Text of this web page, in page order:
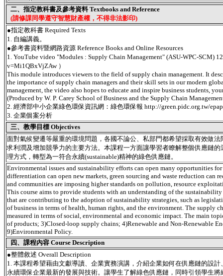
二、指定教科書及參考資料 Textbooks and Reference
(請修課同學遵守智慧財產權，不得非法影印)
●指定教科書 Required Texts
1. 自編講義。
●參考書資料暨網路資源 Reference Books and Online Resources
1. YouTube video "Modules : Supply Chain Management" (ASU-WPC-
v=Mi1QBxVjZAw ）
This module introduces viewers to the field of supply chain management. It
the importance of supply chain managers and their skill sets in our modern
management, the video also hopes to educate and inspire business students,
(Produced by W. P. Carey School of Business and the Supply Chain
2. 經濟部中小企業綠色環保資訊網：綠色環保報 http://green.pidc.org.tw/
3. 企業個案分析
三、教學目標 Objectives
面對氣候變遷等嚴重的環境問題，各國不論公、私部門都希望採取有效做
求利潤及增加競爭力的主要方法。本課程一方面讓學習者瞭解整個供應鏈
理方式，轉型為一符合永續(sustainable)精神的綠色供應鏈。
Environmental issues and sustainability efforts can open many opportunities
differentiation can open new markets, green sourcing and waste reduction can
and communities are imposing higher standards on pollution, resource
This course aims to provide students with an understanding of the
that are contributing to the adoption of sustainability strategies, such as
of business in terms of health, human rights, and the environment. The supply
measured in terms of social, environmental and economic impact. The main
of products; 3)Closed-loop supply chains; 4)Renewable and Non-Renewable
9)Environmental Policy.
四、課程內容 Course Description
●整體敘述 Overall Description
1. 本課程希望藉由文獻導讀、企業實務演講，介紹企業如何在供應鏈的設
永續環保企業最新的發展與技術。讓學生了解綠色供應鏈，同時引領學生